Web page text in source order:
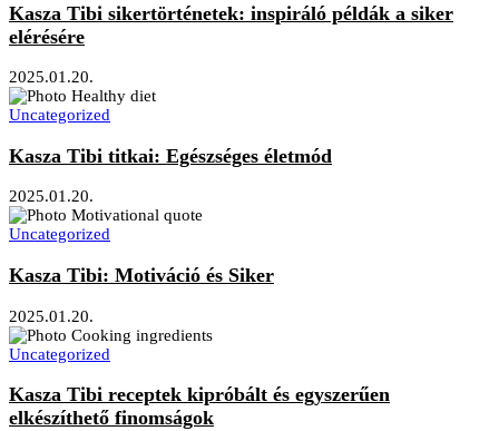
Kasza Tibi sikertörténetek: inspiráló példák a siker
elérésére
2025.01.20.
Uncategorized
Kasza Tibi titkai: Egészséges életmód
2025.01.20.
Uncategorized
Kasza Tibi: Motiváció és Siker
2025.01.20.
Uncategorized
Kasza Tibi receptek kipróbált és egyszerűen
elkészíthető finomságok